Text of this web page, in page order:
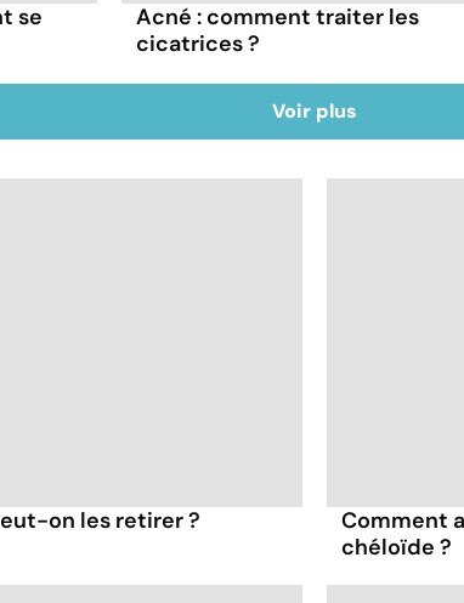
se
Acné : comment traiter les
cicatrices ?
Voir plus
on les retirer ?
Comment
chéloïde ?